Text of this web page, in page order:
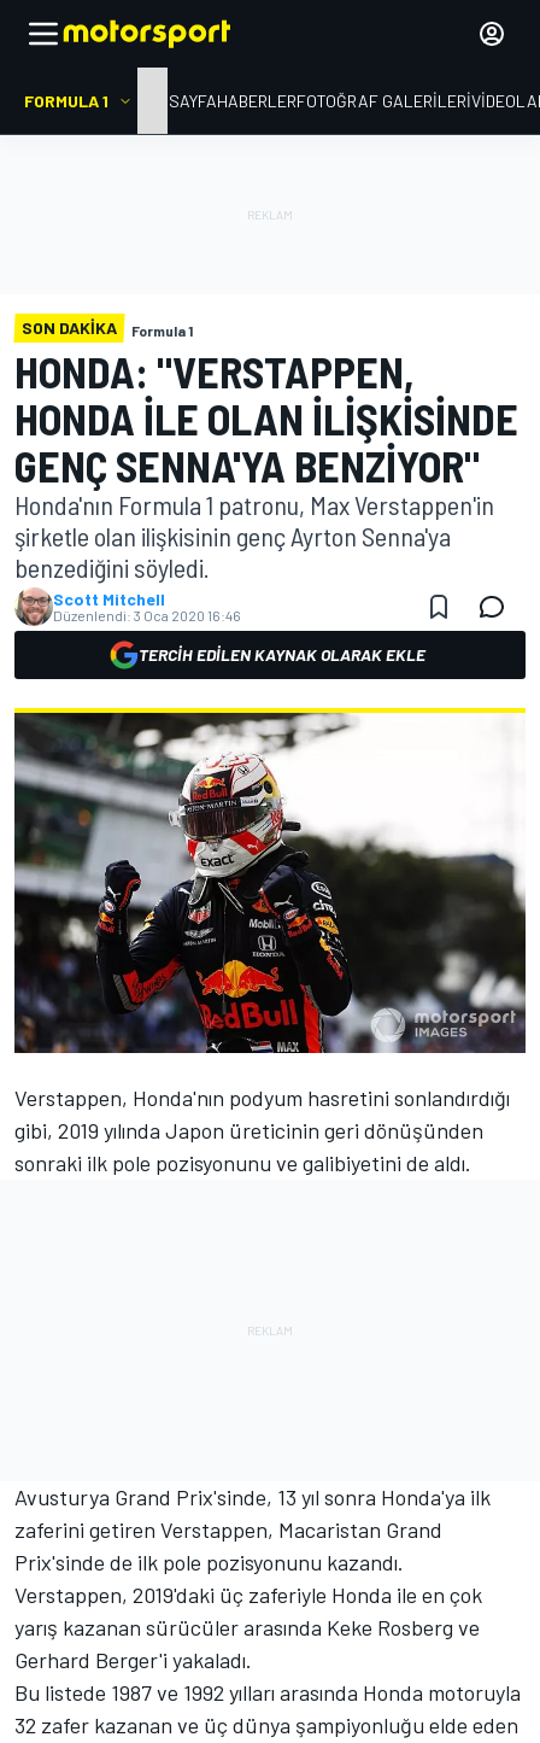
FORMULA 1 ANA SAYFAHABERLERFOTOĞRAF GALERILERI
SON DAKIKA Formula 1
HONDA: "VERSTAPPEN,
HONDA ILE OLAN ILIŞKISINDE
GENÇ SENNA'YA BENZIYOR"
Honda'nın Formula 1 patronu, Max Verstappen'in
şirketle olan ilişkisinin genç Ayrton Senna'ya
benzediğini söyledi.
Scott Mitchell
Düzenlendi: 3 Oca 2020 16:46
TERCIH EDILEN KAYNAK OLARAK EKLE
Verstappen, Honda'nın podyum hasretini sonlandırdığı
gibi, 2019 yılında Japon üreticinin geri dönüşünden
sonraki ilk pole pozisyonunu ve galibiyetini de aldı.
Avusturya Grand Prix'sinde, 13 yıl sonra Honda'ya ilk
zaferini getiren Verstappen, Macaristan Grand
Prix'sinde de ilk pole pozisyonunu kazandı.
Verstappen, 2019'daki üç zaferiyle Honda ile en çok
yarış kazanan sürücüler arasında Keke Rosberg ve
Gerhard Berger'i yakaladı.
Bu listede 1987 ve 1992 yılları arasında Honda motoruyla
32 zafer kazanan ve üç dünya şampiyonluğu elde eden